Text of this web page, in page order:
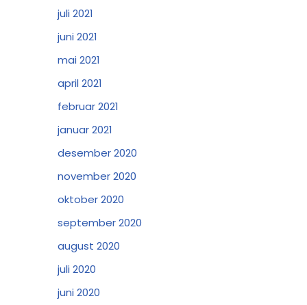
juli 2021
juni 2021
mai 2021
april 2021
februar 2021
januar 2021
desember 2020
november 2020
oktober 2020
september 2020
august 2020
juli 2020
juni 2020